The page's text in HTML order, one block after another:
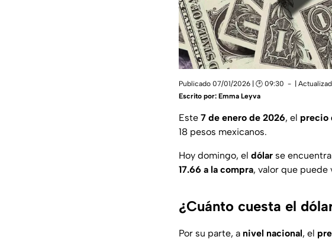
Publicado 07/01/2026 | 🕑 09:30 |
Escrito por: Emma Leyva
Este 7 de enero de 2026, el precio
18 pesos mexicanos.
Hoy domingo, el dólar se
17.66 a la compra, valor que puede
¿Cuánto cuesta el
Por su parte, a nivel nacional, el